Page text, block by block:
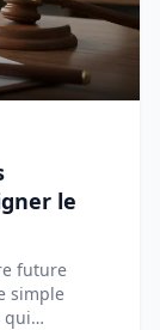
le
future
simple
qui